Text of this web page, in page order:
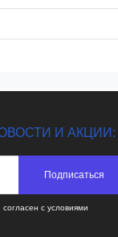
И АКЦИИ:
Подписаться
согласен с условиями